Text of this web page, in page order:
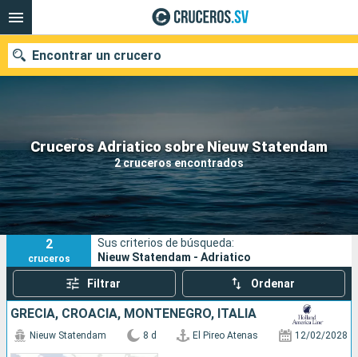
Cruceros Adriatico sobre Nieuw Statendam
2 cruceros encontrados
Encontrar un crucero
Nuestros destinos
Fecha de salida
Puertos Compañías
Buscar
2
cruceros
Sus criterios de búsqueda:
Nieuw Statendam - Adriatico
Filtrar Ordenar
GRECIA, CROACIA, MONTENEGRO, ITALIA
Nieuw Statendam 8 d El Pireo Atenas 12/02/2028